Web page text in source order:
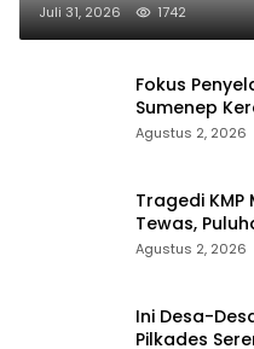
Juli 31, 2026 1742
Fokus
Sumenep
Ambulans ke
Agustus 2, 2026
Tragedi KMP
Tewas,
Pencarian
Agustus 2, 2026
Ini Desa-
Pilkades